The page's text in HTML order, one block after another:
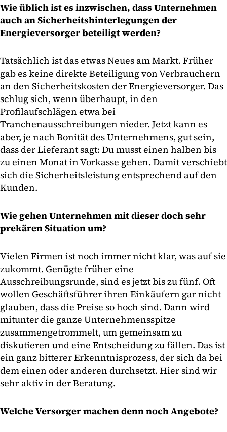
Wie üblich ist es inzwischen, dass Unternehmen
auch an Sicherheitshinterlegungen der
Energieversorger beteiligt werden?
Tatsächlich ist das etwas Neues am Markt. Früher
gab es keine direkte Beteiligung von Verbrauchern
an den Sicherheitskosten der Energieversorger. Das
schlug sich, wenn überhaupt, in den
Profilaufschlägen etwa bei
Tranchenausschreibungen nieder. Jetzt kann es
aber, je nach Bonität des Unternehmens, gut sein,
dass der Lieferant sagt: Du musst einen halben bis
zu einen Monat in Vorkasse gehen. Damit verschiebt
sich die Sicherheitsleistung entsprechend auf den
Kunden.
Wie gehen Unternehmen mit dieser doch sehr
prekären Situation um?
Vielen Firmen ist noch immer nicht klar, was auf sie
zukommt. Genügte früher eine
Ausschreibungsrunde, sind es jetzt bis zu fünf. Oft
wollen Geschäftsführer ihren Einkäufern gar nicht
glauben, dass die Preise so hoch sind. Dann wird
mitunter die ganze Unternehmensspitze
zusammengetrommelt, um gemeinsam zu
diskutieren und eine Entscheidung zu fällen. Das ist
ein ganz bitterer Erkenntnisprozess, der sich da bei
dem einen oder anderen durchsetzt. Hier sind wir
sehr aktiv in der Beratung.
Welche Versorger machen denn noch Angebote?